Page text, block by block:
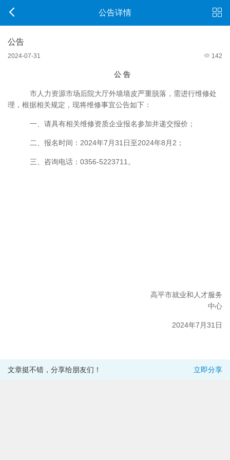
公告详情
公告
2024-07-31 142
公 告
市人力资源市场后院大厅外墙墙皮严重脱落，需进行维修处
理，根据相关规定，现将维修事宜公告如下：
一、请具有相关维修资质企业报名参加并递交报价；
二、报名时间： 2024年7月31日至2024年8月2；
三、 咨询电话： 0356-5223711。
高平市就业和人才服务
中心
2024年7月31日
文章挺不错，分享给朋友们！ 立即分享